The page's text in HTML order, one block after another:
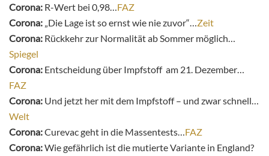
Corona: R-Wert bei 0,98… FAZ
Corona: „Die Lage ist so ernst wie nie zuvor“… Zeit
Corona: Rückkehr zur Normalität ab Sommer möglich…
Spiegel
Corona: Entscheidung über Impfstoff am 21. Dezember…
FAZ
Corona: Und jetzt her mit dem Impfstoff – und zwar schnell…
Welt
Corona:Curevac geht in die Massentests… FAZ
Corona:Wie gefährlich ist die mutierte Variante in England?